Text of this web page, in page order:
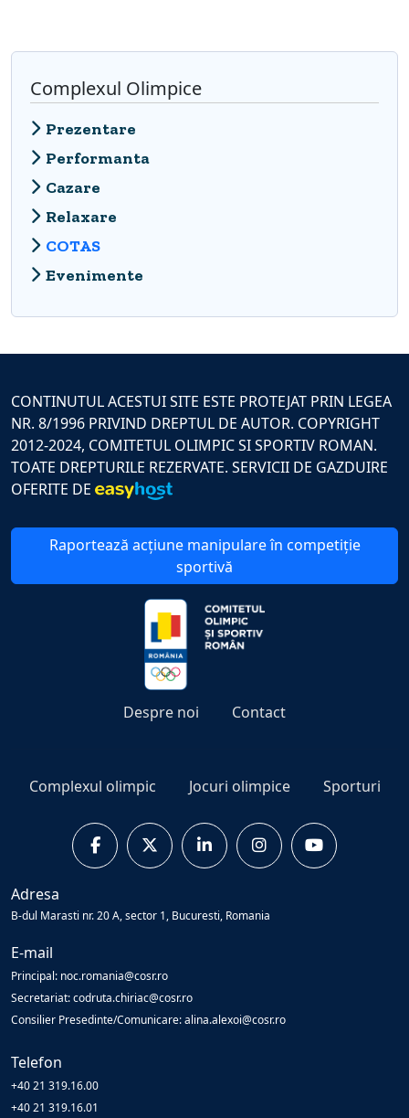
Complexul Olimpice
Prezentare
Performanta
Cazare
Relaxare
COTAS
Evenimente
CONTINUTUL ACESTUI SITE ESTE PROTEJAT PRIN LEGEA
NR. 8/1996 PRIVIND DREPTUL DE AUTOR. COPYRIGHT
2012-2024, COMITETUL OLIMPIC SI SPORTIV ROMAN.
TOATE DREPTURILE REZERVATE. SERVICII DE GAZDUIRE
OFERITE DE
Raportează acțiune manipulare în competiție
sportivă
Despre noi Contact
Complexul olimpic Jocuri olimpice Sporturi
Adresa
B-dul Marasti nr. 20 A, sector 1, Bucuresti, Romania
E-mail
Principal: noc.romania@cosr.ro
Secretariat: codruta.chiriac@cosr.ro
Consilier Presedinte/Comunicare: alina.alexoi@cosr.ro
Telefon
+40 21 319.16.00
+40 21 319.16.01